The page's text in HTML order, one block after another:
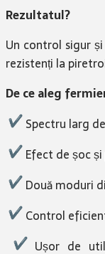
Rezultatul?
Un control sigur
rezistenți la
De ce aleg
Spectru larg
Efect de șoc
Două moduri
Control
Ușor de